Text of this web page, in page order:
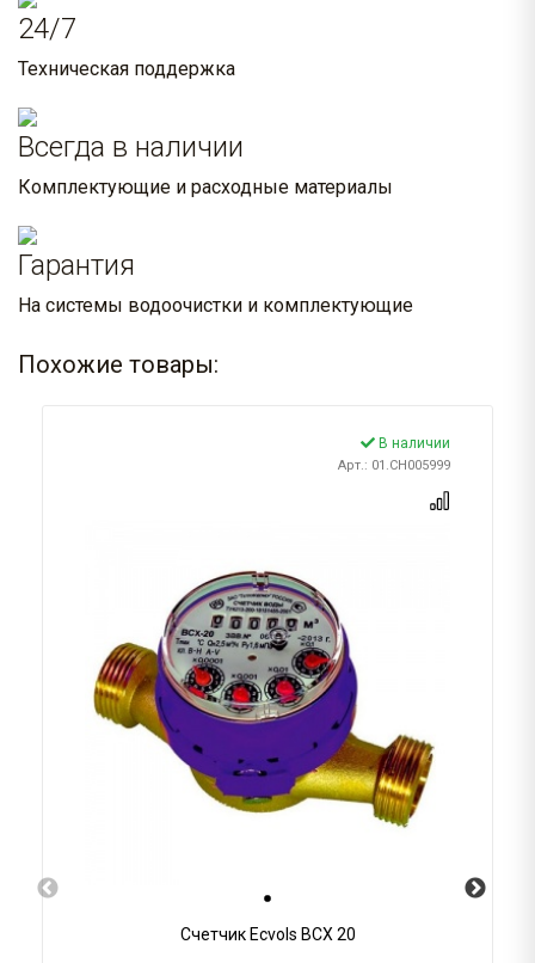
24/7
Техническая поддержка
Всегда в наличии
Комплектующие и расходные материалы
Гарантия
На системы водоочистки и комплектующие
Похожие товары:
В наличии
Арт.: 01.CH005999
Счетчик Ecvols ВСХ 20